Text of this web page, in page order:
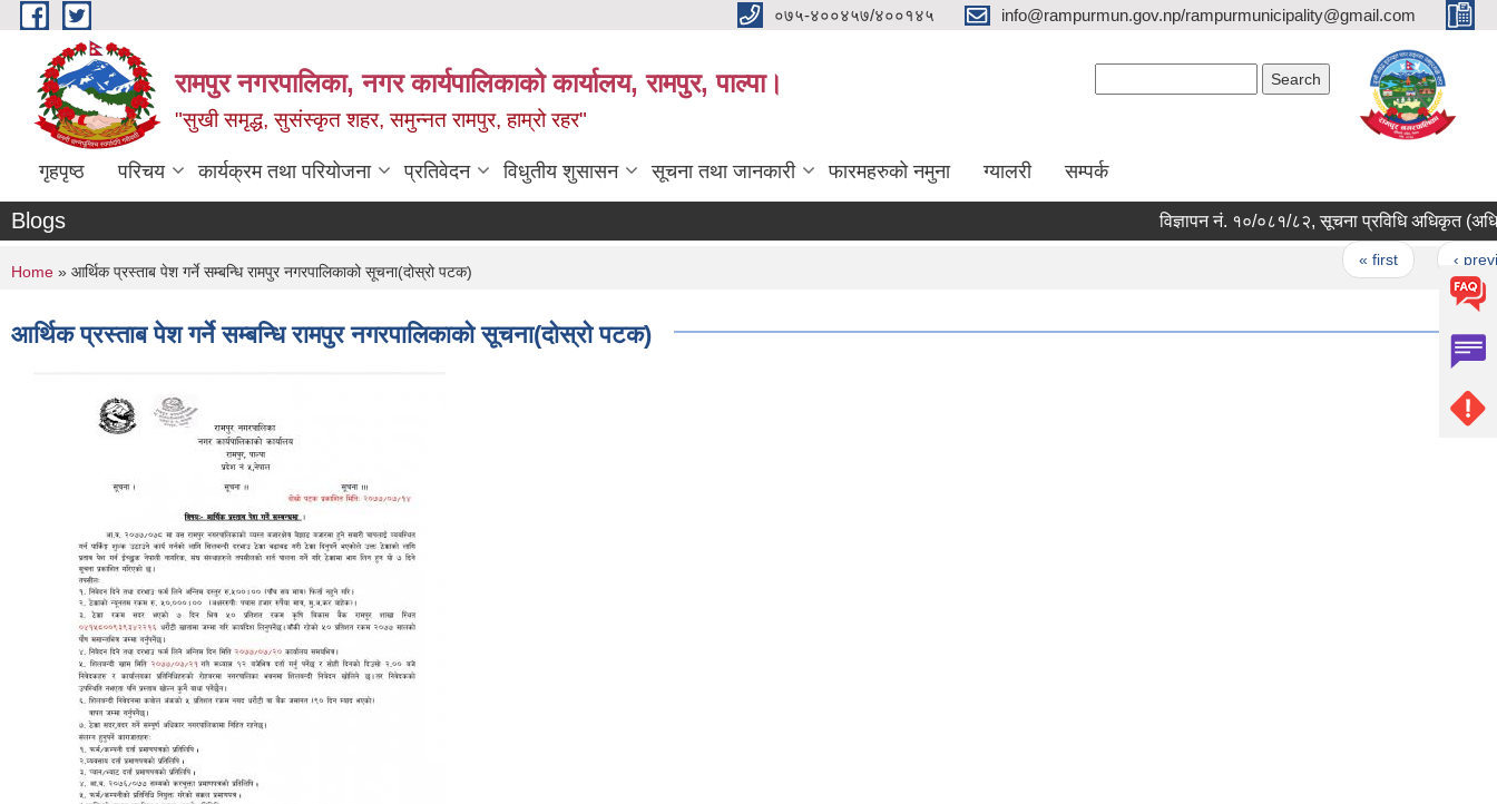
Skip to main content ०७५-४००४५७/४००१४५ info@rampurmun.gov.np/rampurmunicipality@gmail.com
रामपुर नगरपालिका, नगर कार्यपालिकाको कार्यालय, रामपुर, पाल्पा।
"सुखी समृद्ध, सुसंस्कृत शहर, समुन्नत रामपुर, हाम्रो रहर"
गृहपृष्ठ परिचय कार्यक्रम तथा परियोजना प्रतिवेदन विधुतीय शुसासन सूचना तथा जानकारी फारमहरुको नमुना ग्यालरी सम्पर्क
Blogs विज्ञापन नं. १०/०८१/८२, सूचना प्रविधि अधिकृत
« first ‹ previous
You are here
Home » आर्थिक प्रस्ताब पेश गर्ने सम्बन्धि रामपुर नगरपालिकाको सूचना(दोस्रो पटक)
आर्थिक प्रस्ताब पेश गर्ने सम्बन्धि रामपुर नगरपालिकाको सूचना(दोस्रो पटक)